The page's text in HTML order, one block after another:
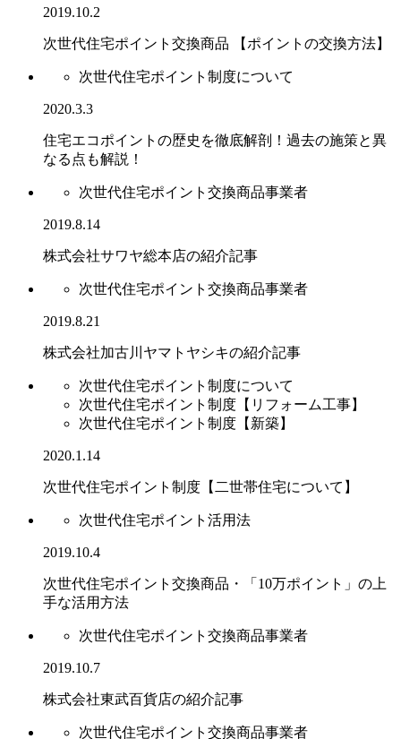
2019.10.2
次世代住宅ポイント交換商品 【ポイントの交換方法】
次世代住宅ポイント制度について
2020.3.3
住宅エコポイントの歴史を徹底解剖！過去の施策と異
なる点も解説！
次世代住宅ポイント交換商品事業者
2019.8.14
株式会社サワヤ総本店の紹介記事
次世代住宅ポイント交換商品事業者
2019.8.21
株式会社加古川ヤマトヤシキの紹介記事
次世代住宅ポイント制度について
次世代住宅ポイント制度【リフォーム工事】
次世代住宅ポイント制度【新築】
2020.1.14
次世代住宅ポイント制度【二世帯住宅について】
次世代住宅ポイント活用法
2019.10.4
次世代住宅ポイント交換商品・「10万ポイント」の上
手な活用方法
次世代住宅ポイント交換商品事業者
2019.10.7
株式会社東武百貨店の紹介記事
次世代住宅ポイント交換商品事業者